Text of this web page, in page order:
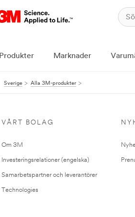
Produkter Marknader
Sverige Alla 3M-produkter
VÅRT BOLAG
Om 3M
Investeringsrelationer (engelska)
Samarbetspartner och leverantörer
Technologies